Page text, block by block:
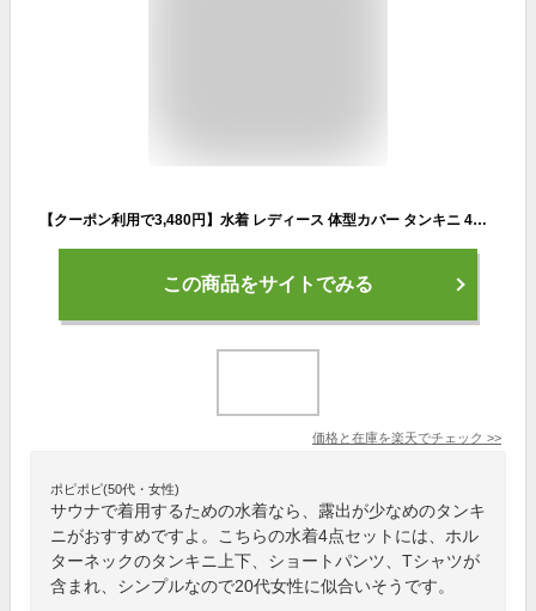
【クーポン利用で3,480円】水着 レディース 体型カバー タンキニ 4点セットラッシュT 半袖シャツ UVカット UPF50+ ラッシュガード ショートパンツ 無地 30代 40代 50代 Tシャツ 袖付き S/M/L/XL ホルターネック
この商品をサイトでみる
価格と在庫を楽天でチェック >>
ポピポピ(50代・女性)
サウナで着用するための水着なら、露出が少なめのタンキ
ニがおすすめですよ。こちらの水着4点セットには、ホル
ターネックのタンキニ上下、ショートパンツ、Tシャツが
含まれ、シンプルなので20代女性に似合いそうです。